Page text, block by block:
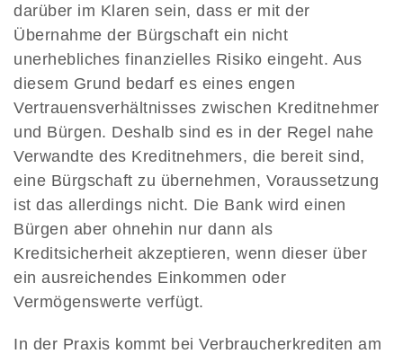
darüber im Klaren sein, dass er mit der
Übernahme der Bürgschaft ein nicht
unerhebliches finanzielles Risiko eingeht. Aus
diesem Grund bedarf es eines engen
Vertrauensverhältnisses zwischen Kreditnehmer
und Bürgen. Deshalb sind es in der Regel nahe
Verwandte des Kreditnehmers, die bereit sind,
eine Bürgschaft zu übernehmen, Voraussetzung
ist das allerdings nicht. Die Bank wird einen
Bürgen aber ohnehin nur dann als
Kreditsicherheit akzeptieren, wenn dieser über
ein ausreichendes Einkommen oder
Vermögenswerte verfügt.
In der Praxis kommt bei Verbraucherkrediten am